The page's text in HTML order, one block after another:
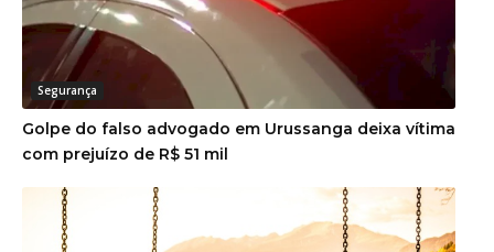
Segurança
Golpe do falso advogado em Urussanga deixa vítima
com prejuízo de R$ 51 mil